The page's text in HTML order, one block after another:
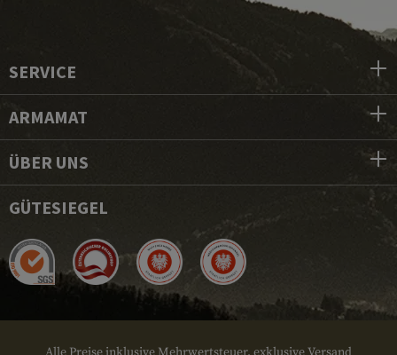
SERVICE
ARMAMAT
ÜBER UNS
GÜTESIEGEL